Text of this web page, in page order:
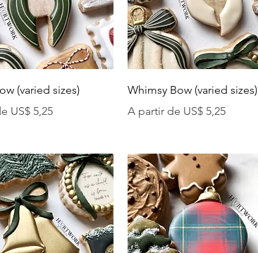
rápida
(varied sizes)
US$ 5,25
Visualização rápida
Whimsy Bow (varied sizes)
A partir de US$ 5,25
Preço promocional